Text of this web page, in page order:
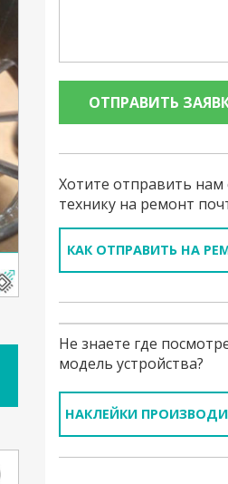
Хотите отправить
технику на ремонт
КАК ОТПРАВИТЬ НА
Не знаете где
модель устройства?
НАКЛЕЙКИ